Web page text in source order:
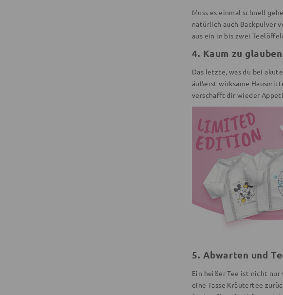
Muss es einmal schnell
natürlich auch Backpulver
aus ein in bis zwei
4. Kaum zu
Das letzte, was du bei
äußerst wirksame
verschafft dir wieder
5. Abwarten und
Ein heißer Tee ist nicht nur
eine Tasse Kräutertee